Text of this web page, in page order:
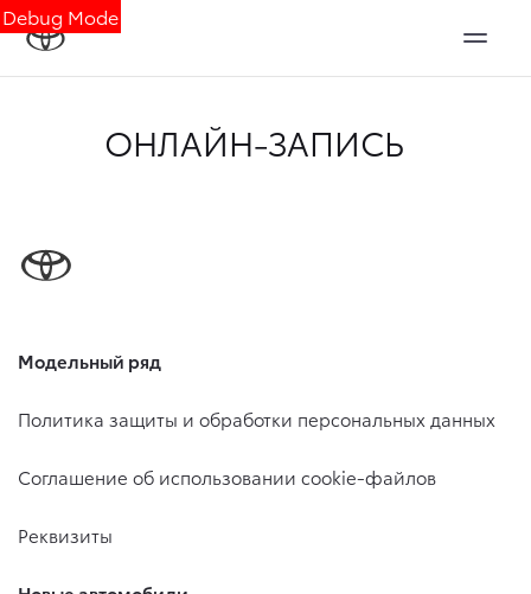
Debug Mode
ОНЛАЙН-ЗАПИСЬ
Модельный ряд
Политика защиты и обработки персональных данных
Соглашение об использовании cookie-файлов
Реквизиты